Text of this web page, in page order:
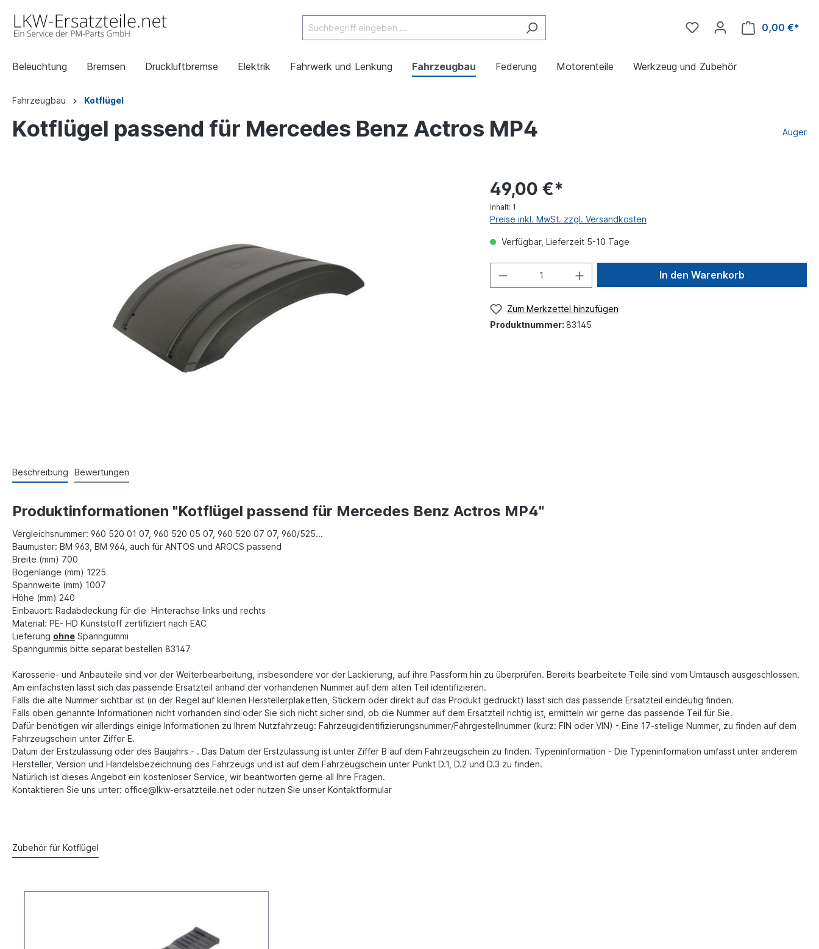
0,00 €*
Beleuchtung Bremsen Druckluftbremse Elektrik Fahrwerk und Lenkung Fahrzeugbau Federung Motorenteile Werkzeug und Zubehör
Fahrzeugbau Kotflügel
Kotflügel passend für Mercedes Benz Actros MP4 Auger
49,00 €*
Inhalt: 1
Preise inkl. MwSt. zzgl. Versandkosten
Verfügbar, Lieferzeit 5-10 Tage
In den Warenkorb
Zum Merkzettel hinzufügen
Produktnummer: 83145
Beschreibung Bewertungen
Produktinformationen "Kotflügel passend für Mercedes Benz Actros MP4"
Vergleichsnummer: 960 520 01 07, 960 520 05 07, 960 520 07 07, 960/525...
Baumuster: BM 963, BM 964, auch für ANTOS und AROCS passend
Breite (mm) 700
Bogenlänge (mm) 1225
Spannweite (mm) 1007
Höhe (mm) 240
Einbauort: Radabdeckung für die Hinterachse links und rechts
Material: PE- HD Kunststoff zertifiziert nach EAC
Lieferung ohne Spanngummi
Spanngummis bitte separat bestellen 83147
Karosserie- und Anbauteile sind vor der Weiterbearbeitung, insbesondere vor der Lackierung, auf ihre Passform hin zu überprüfen. Bereits bearbeitete Teile sind vom Umtausch ausgeschlossen.
Am einfachsten lässt sich das passende Ersatzteil anhand der vorhandenen Nummer auf dem alten Teil identifizieren.
Falls die alte Nummer sichtbar ist (in der Regel auf kleinen Herstellerplaketten, Stickern oder direkt auf das Produkt gedruckt) lässt sich das passende Ersatzteil eindeutig finden.
Falls oben genannte Informationen nicht vorhanden sind oder Sie sich nicht sicher sind, ob die Nummer auf dem Ersatzteil richtig ist, ermitteln wir gerne das passende Teil für Sie.
Dafür benötigen wir allerdings einige Informationen zu Ihrem Nutzfahrzeug: Fahrzeugidentifizierungsnummer/Fahrgestellnummer (kurz: FIN oder VIN) - Eine 17-stellige Nummer, zu finden auf dem
Fahrzeugschein unter Ziffer E.
Datum der Erstzulassung oder des Baujahrs - . Das Datum der Erstzulassung ist unter Ziffer B auf dem Fahrzeugschein zu finden. Typeninformation - Die Typeninformation umfasst unter anderem
Hersteller, Version und Handelsbezeichnung des Fahrzeugs und ist auf dem Fahrzeugschein unter Punkt D.1, D.2 und D.3 zu finden.
Natürlich ist dieses Angebot ein kostenloser Service, wir beantworten gerne all Ihre Fragen.
Kontaktieren Sie uns unter: office@lkw-ersatzteile.net oder nutzen Sie unser Kontaktformular
Zubehör für Kotflügel